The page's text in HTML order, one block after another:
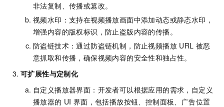
非法复制、传播或篡改。
视频水印：支持在视频播放画面中添加动态或静态水印，
增强内容的版权标识，防止盗版内容的传播。
防盗链技术：通过防盗链机制，防止视频播放 URL 被恶
意抓取和传播，确保视频内容的安全性和独占性。
可扩展性与定制化
自定义播放器界面：开发者可以根据应用的需求，自定义
播放器的 UI 界面，包括播放按钮、控制面板、广告位置